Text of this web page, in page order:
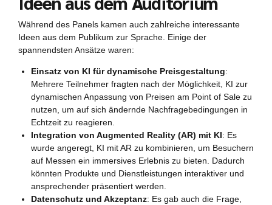
Während des Panels kamen auch zahlreiche interessante
Ideen aus dem Publikum zur Sprache. Einige der
spannendsten Ansätze waren:
Einsatz von KI für dynamische Preisgestaltung:
Mehrere Teilnehmer fragten nach der Möglichkeit, KI zur
dynamischen Anpassung von Preisen am Point of Sale zu
nutzen, um auf sich ändernde Nachfragebedingungen in
Echtzeit zu reagieren.
Integration von Augmented Reality (AR) mit KI: Es
wurde angeregt, KI mit AR zu kombinieren, um Besuchern
auf Messen ein immersives Erlebnis zu bieten. Dadurch
könnten Produkte und Dienstleistungen interaktiver und
ansprechender präsentiert werden.
Datenschutz und Akzeptanz: Es gab auch die Frage,